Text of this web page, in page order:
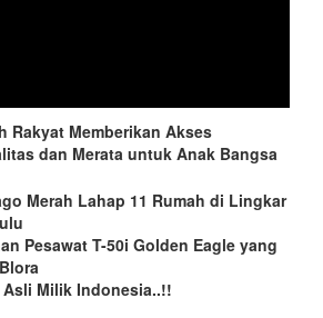
Rakyat Memberikan Akses
dan Merata untuk Anak Bangsa
Merah Lahap 11 Rumah di Lingkar
Pesawat T-50i Golden Eagle yang
Milik Indonesia..!!